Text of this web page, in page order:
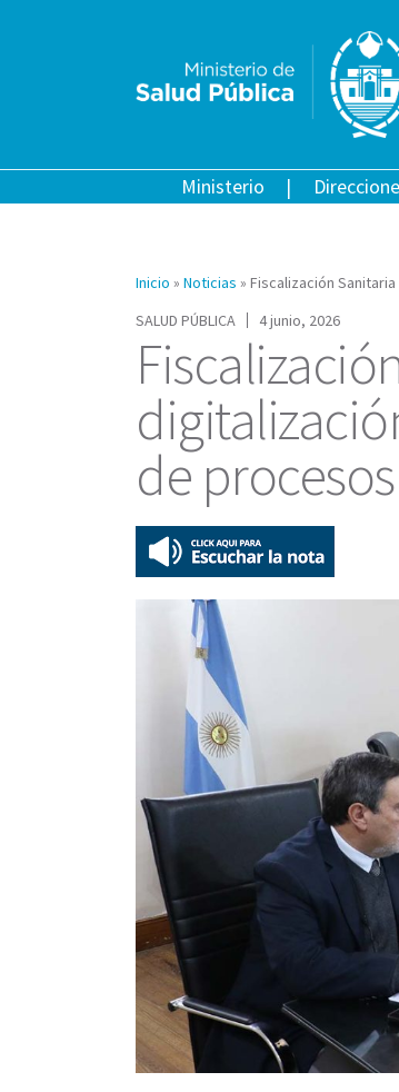
Ministerio
Inicio » Noticias » Fiscalización
SALUD PÚBLICA
4 junio, 2026
de procesos